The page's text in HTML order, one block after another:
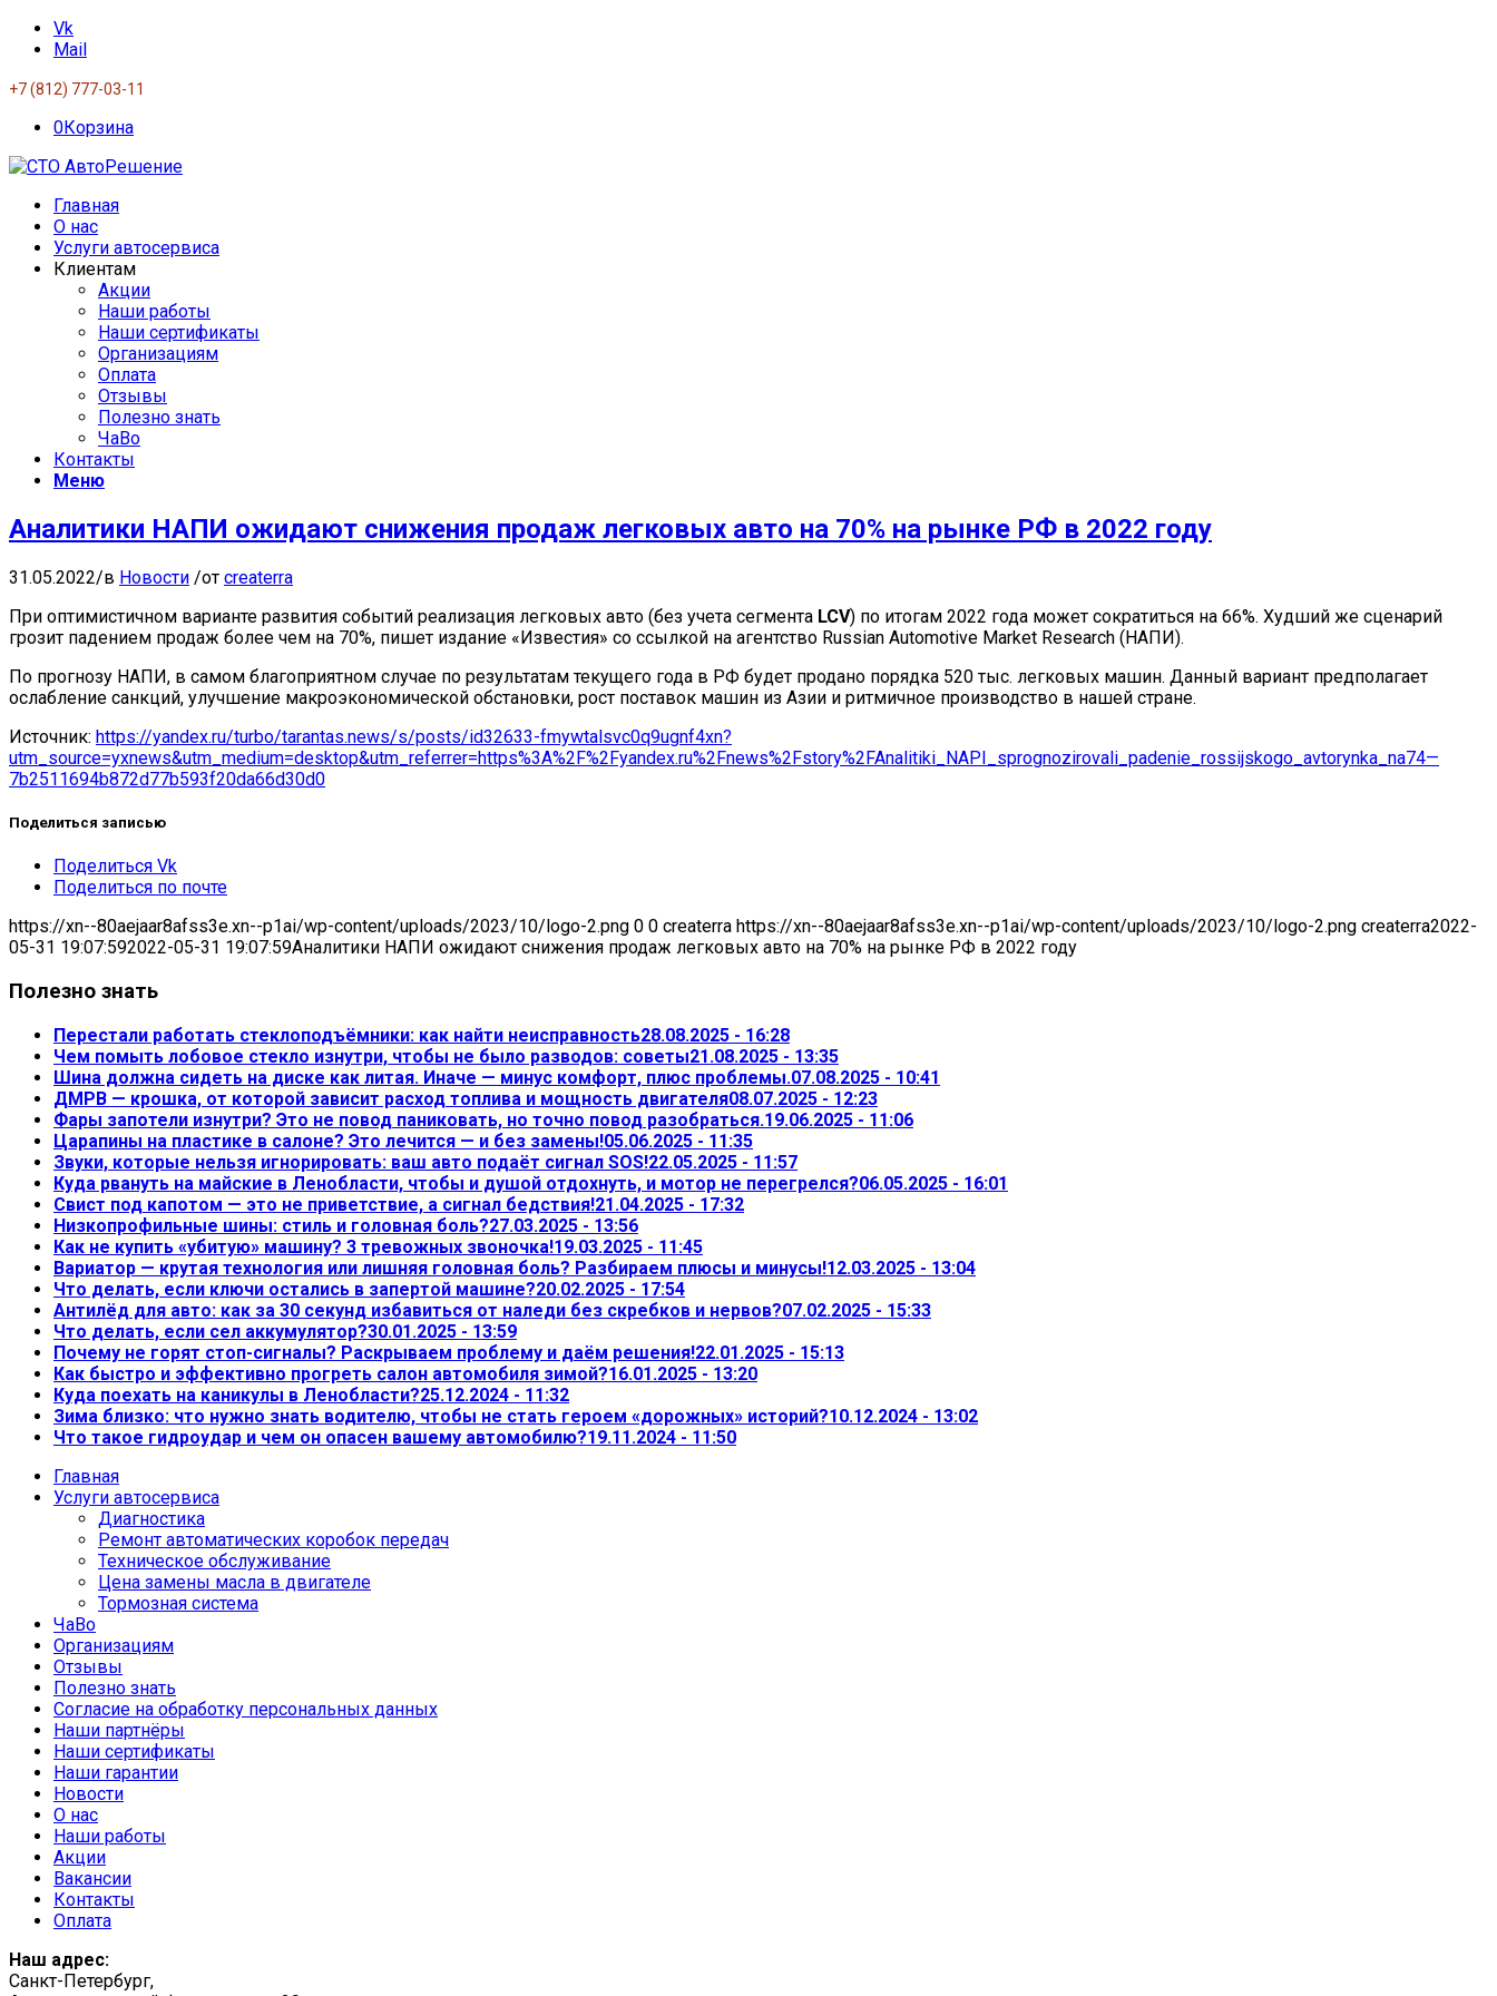
Vk
Mail
+7 (812) 777-03-11
0Корзина
Главная
О нас
Услуги автосервиса
Клиентам
Акции
Наши работы
Наши сертификаты
Организациям
Оплата
Отзывы
Полезно знать
ЧаВо
Контакты
Меню
Аналитики НАПИ ожидают снижения продаж легковых авто на 70% на рынке РФ в 2022 году
31.05.2022/в Новости /от createrra
При оптимистичном варианте развития событий реализация легковых авто (без учета сегмента LCV) по итогам 2022 года может сократиться на 66%. Худший же сценарий
грозит падением продаж более чем на 70%, пишет издание «Известия» со ссылкой на агентство Russian Automotive Market Research (НАПИ).
По прогнозу НАПИ, в самом благоприятном случае по результатам текущего года в РФ будет продано порядка 520 тыс. легковых машин. Данный вариант предполагает
ослабление санкций, улучшение макроэкономической обстановки, рост поставок машин из Азии и ритмичное производство в нашей стране.
Источник: https://yandex.ru/turbo/tarantas.news/s/posts/id32633-fmywtalsvc0q9ugnf4xn?
utm_source=yxnews&utm_medium=desktop&utm_referrer=https%3A%2F%2Fyandex.ru%2Fnews%2Fstory%2FAnalitiki_NAPI_sprognozirovali_padenie_rossijskogo_avtorynka_na74—
7b2511694b872d77b593f20da66d30d0
Поделиться записью
Поделиться Vk
Поделиться по почте
https://xn--80aejaar8afss3e.xn--p1ai/wp-content/uploads/2023/10/logo-2.png 0 0 createrra https://xn--80aejaar8afss3e.xn--p1ai/wp-content/uploads/2023/10/logo-2.png createrra2022-
05-31 19:07:592022-05-31 19:07:59Аналитики НАПИ ожидают снижения продаж легковых авто на 70% на рынке РФ в 2022 году
Полезно знать
Перестали работать стеклоподъёмники: как найти неисправность28.08.2025 - 16:28
Чем помыть лобовое стекло изнутри, чтобы не было разводов: советы21.08.2025 - 13:35
Шина должна сидеть на диске как литая. Иначе — минус комфорт, плюс проблемы.07.08.2025 - 10:41
ДМРВ — крошка, от которой зависит расход топлива и мощность двигателя08.07.2025 - 12:23
Фары запотели изнутри? Это не повод паниковать, но точно повод разобраться.19.06.2025 - 11:06
Царапины на пластике в салоне? Это лечится — и без замены!05.06.2025 - 11:35
Звуки, которые нельзя игнорировать: ваш авто подаёт сигнал SOS!22.05.2025 - 11:57
Куда рвануть на майские в Ленобласти, чтобы и душой отдохнуть, и мотор не перегрелся?06.05.2025 - 16:01
Свист под капотом — это не приветствие, а сигнал бедствия!21.04.2025 - 17:32
Низкопрофильные шины: стиль и головная боль?27.03.2025 - 13:56
Как не купить «убитую» машину? 3 тревожных звоночка!19.03.2025 - 11:45
Вариатор — крутая технология или лишняя головная боль? Разбираем плюсы и минусы!12.03.2025 - 13:04
Что делать, если ключи остались в запертой машине?20.02.2025 - 17:54
Антилёд для авто: как за 30 секунд избавиться от наледи без скребков и нервов?07.02.2025 - 15:33
Что делать, если сел аккумулятор?30.01.2025 - 13:59
Почему не горят стоп-сигналы? Раскрываем проблему и даём решения!22.01.2025 - 15:13
Как быстро и эффективно прогреть салон автомобиля зимой?16.01.2025 - 13:20
Куда поехать на каникулы в Ленобласти?25.12.2024 - 11:32
Зима близко: что нужно знать водителю, чтобы не стать героем «дорожных» историй?10.12.2024 - 13:02
Что такое гидроудар и чем он опасен вашему автомобилю?19.11.2024 - 11:50
Главная
Услуги автосервиса
Диагностика
Ремонт автоматических коробок передач
Техническое обслуживание
Цена замены масла в двигателе
Тормозная система
ЧаВо
Организациям
Отзывы
Полезно знать
Согласие на обработку персональных данных
Наши партнёры
Наши сертификаты
Наши гарантии
Новости
О нас
Наши работы
Акции
Вакансии
Контакты
Оплата
Наш адрес:
Санкт-Петербург,